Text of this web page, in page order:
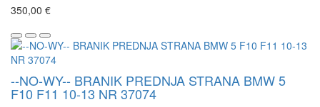
350,00 €
--NO-WY-- BRANIK PREDNJA STRANA BMW 5
F10 F11 10-13 NR 37074